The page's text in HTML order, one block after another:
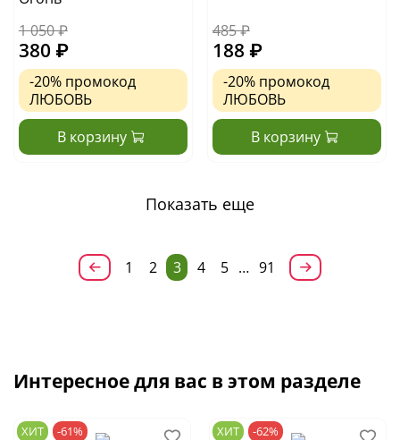
1 050 ₽
380 ₽
-20% промокод
ЛЮБОВЬ
В корзину
485 ₽
188 ₽
-20% промокод
ЛЮБОВЬ
В корзину
Показать еще
1 2 3 4 5 … 91
Интересное для вас в этом разделе
ХИТ -61% ХИТ -62%